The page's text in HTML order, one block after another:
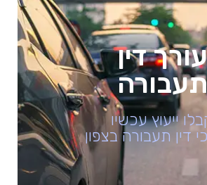
עורך דין
תעבורה
ייעוץ עכשיו
דין תעבורה בצפון